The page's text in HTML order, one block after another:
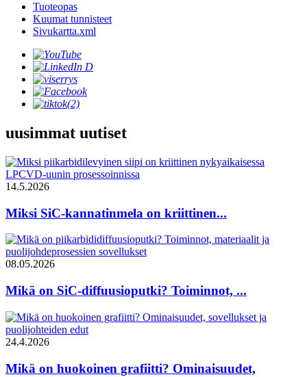
Tuoteopas
Kuumat tunnisteet
Sivukartta.xml
uusimmat uutiset
14.5.2026
Miksi SiC-kannatinmela on kriittinen...
08.05.2026
Mikä on SiC-diffuusioputki? Toiminnot, ...
24.4.2026
Mikä on huokoinen grafiitti? Ominaisuudet,